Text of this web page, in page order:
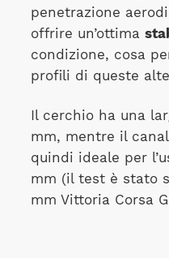
penetrazione
offrire un’ottima
condizione, cosa
profili di queste
Il cerchio ha una
mm, mentre il
quindi ideale per
mm (il test è stato
mm Vittoria Corsa